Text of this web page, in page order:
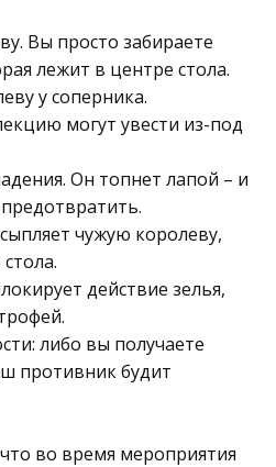
Вы просто забираете
лежит в центре стола.
у соперника.
могут увести из-под
Он топнет лапой – и
чужую королеву,
действие зелья,
либо вы получаете
противник будит
во время мероприятия